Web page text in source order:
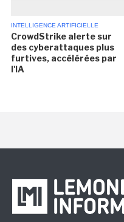
INTELLIGENCE ARTIFICIELLE
CrowdStrike alerte sur
des cyberattaques plus
furtives, accélérées par
l'IA